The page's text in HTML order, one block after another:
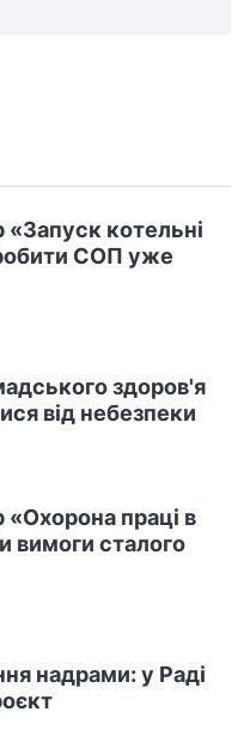
«Запуск котельні
СОП уже
здоров'я
від небезпеки
«Охорона праці в
вимоги сталого
надрами: у Раді